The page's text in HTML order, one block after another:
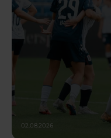
02.08.2026